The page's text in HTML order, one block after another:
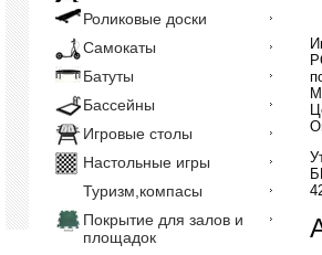
Роликовые доски
Самокаты
Батуты
Бассейны
Игровые столы
Настольные игры
Туризм,компасы
Покрытие для залов и
площадок